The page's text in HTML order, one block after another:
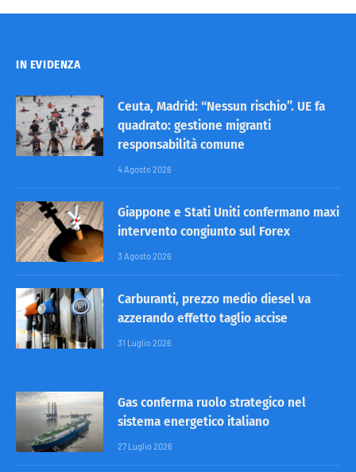
IN EVIDENZA
Ceuta, Madrid: “Nessun rischio”. UE fa
quadrato: gestione migranti
responsabilità comune
4 Agosto 2026
Giappone e Stati Uniti confermano maxi
intervento congiunto sul Forex
3 Agosto 2026
Carburanti, prezzo medio diesel va
azzerando effetto taglio accise
31 Luglio 2026
Gas conferma ruolo strategico nel
sistema energetico italiano
27 Luglio 2026